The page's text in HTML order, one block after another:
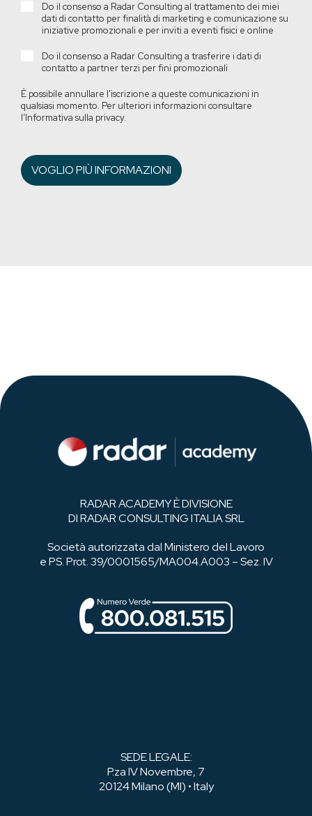
Do il consenso a Radar Consulting al trattamento dei miei
dati di contatto per finalità di marketing e comunicazione su
iniziative promozionali e per inviti a eventi fisici e online
Do il consenso a Radar Consulting a trasferire i dati di
contatto a partner terzi per fini promozionali
È possibile annullare l'iscrizione a queste comunicazioni in
qualsiasi momento. Per ulteriori informazioni consultare
l’Informativa sulla privacy.
RADAR ACADEMY È DIVISIONE
DI RADAR CONSULTING ITALIA SRL
Società autorizzata dal Ministero del Lavoro
e PS. Prot. 39/0001565/MA004.A003 – Sez. IV
SEDE LEGALE:
P.za IV Novembre, 7
20124 Milano (MI) • Italy